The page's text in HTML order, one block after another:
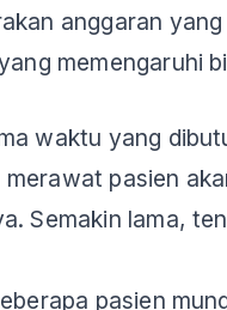
anggaran
memengaruhi
waktu yang
pasien
Semakin lama,
pasien